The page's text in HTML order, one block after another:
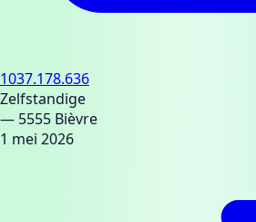
1037.178.636
Zelfstandige
— 5555 Bièvre
1 mei 2026